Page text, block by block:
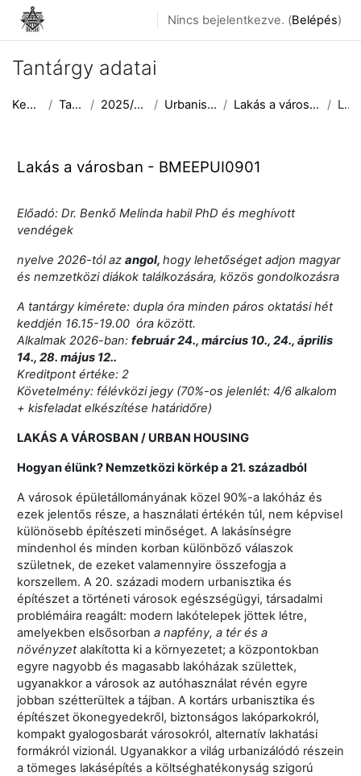
Tovább a fő tartalomhoz
Nincs bejelentkezve. (Belépés)
Tantárgy adatai
Kezdőoldal Tantárgyak 2025/2026 II. félév Urbanisztika Tanszék Lakás a városban - BMEEPUI0901 Leírás
Lakás a városban - BMEEPUI0901
Előadó: Dr. Benkő Melinda habil PhD és meghívott
vendégek
nyelve 2026-tól az angol, hogy lehetőséget adjon magyar
és nemzetközi diákok találkozására, közös gondolkozásra
A tantárgy kimérete: dupla óra minden páros oktatási hét
keddjén 16.15-19.00 óra között.
Alkalmak 2026-ban: február 24., március 10., 24., április
14., 28. május 12..
Kreditpont értéke: 2
Követelmény: félévközi jegy (70%-os jelenlét: 4/6 alkalom
+ kisfeladat elkészítése határidőre)
LAKÁS A VÁROSBAN / URBAN HOUSING
Hogyan élünk? Nemzetközi körkép a 21. századból
A városok épületállományának közel 90%-a lakóház és
ezek jelentős része, a használati értékén túl, nem képvisel
különösebb építészeti minőséget. A lakásínségre
mindenhol és minden korban különböző válaszok
születnek, de ezeket valamennyire összefogja a
korszellem. A 20. századi modern urbanisztika és
építészet a történeti városok egészségügyi, társadalmi
problémáira reagált: modern lakótelepek jöttek létre,
amelyekben elsősorban a napfény, a tér és a
növényzetalakította ki a környezetet; a központokban
egyre nagyobb és magasabb lakóházak születtek,
ugyanakkor a városok az autóhasználat révén egyre
jobban szétterültek a tájban. A kortárs urbanisztika és
építészet ökonegyedekről, biztonságos lakóparkokról,
kompakt gyalogosbarát városokról, alternatív lakhatási
formákról vizionál. Ugyanakkor a világ urbanizálódó részein
a tömeges lakásépítés a költséghatékonyság szigorú